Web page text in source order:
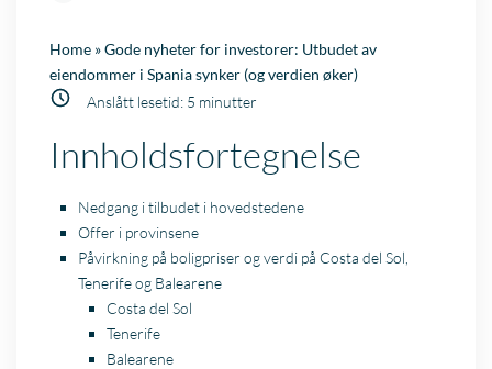
Home »Gode nyheter for investorer: Utbudet av
eiendommer i Spania synker (og verdien øker)
Anslått lesetid: 5 minutter
Innholdsfortegnelse
Nedgang i tilbudet i hovedstedene
Offer i provinsene
Påvirkning på boligpriser og verdi på Costa del Sol,
Tenerife og Balearene
Costa del Sol
Tenerife
Balearene